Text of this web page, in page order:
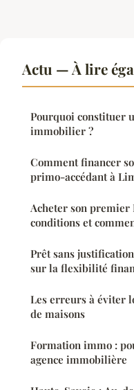
Actu — À lire
Pourquoi constituer
immobilier ?
Comment financer
primo-accédant à
Acheter son premier
conditions et
Prêt sans
sur la flexibilité
Les erreurs à éviter
de maisons
Formation immo :
agence immobilière